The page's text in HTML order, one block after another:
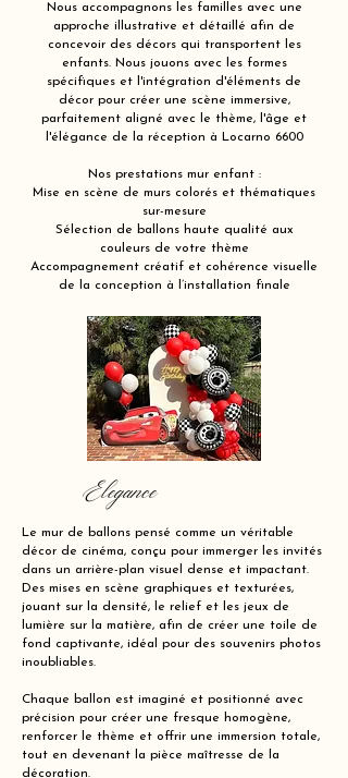
Nous accompagnons les familles avec une
approche illustrative et détaillé afin de
concevoir des décors qui transportent les
enfants. Nous jouons avec les formes
spécifiques et l'intégration d'éléments de
décor pour créer une scène immersive,
parfaitement aligné avec le thème, l'âge et
l'élégance de la réception à Locarno 6600
Nos prestations mur enfant :
Mise en scène de murs colorés et thématiques
sur-mesure
Sélection de ballons haute qualité aux
couleurs de votre thème
Accompagnement créatif et cohérence visuelle
de la conception à l’installation finale
Elegance
Le mur de ballons pensé comme un véritable
décor de cinéma, conçu pour immerger les invités
dans un arrière-plan visuel dense et impactant.
Des mises en scène graphiques et texturées,
jouant sur la densité, le relief et les jeux de
lumière sur la matière, afin de créer une toile de
fond captivante, idéal pour des souvenirs photos
inoubliables.
Chaque ballon est imaginé et positionné avec
précision pour créer une fresque homogène,
renforcer le thème et offrir une immersion totale,
tout en devenant la pièce maîtresse de la
décoration.